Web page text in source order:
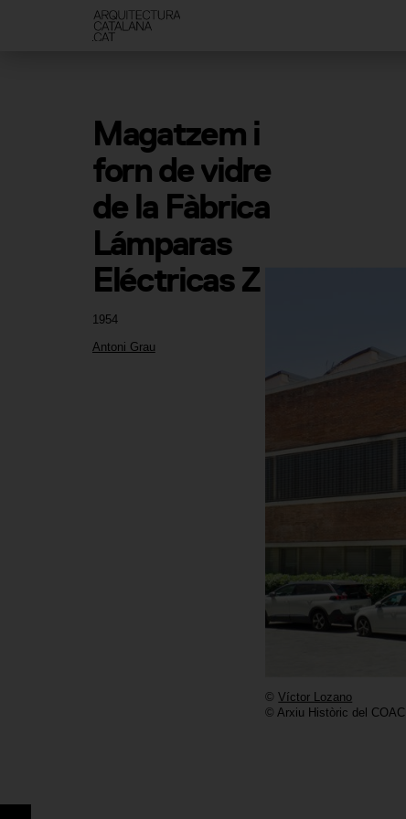
1954
Antoni Grau
Magatzem i
forn de vidre
de la Fàbrica
Lámparas
Eléctricas Z
©Víctor Lozano
© Arxiu Històric del COAC